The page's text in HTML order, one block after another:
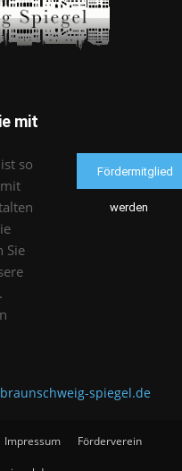
mit
so
Sie
Fördermitglied
werden
spiegel.de
Impressum Förderverein